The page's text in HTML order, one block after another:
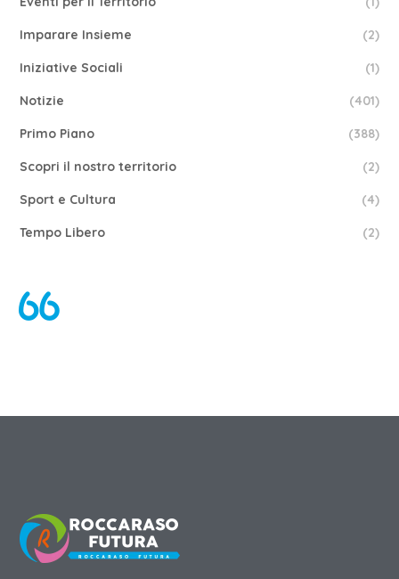
Imparare Insieme (2)
Iniziative Sociali (1)
Notizie (401)
Primo Piano (388)
Scopri il nostro territorio (2)
Sport e Cultura (4)
Tempo Libero (2)